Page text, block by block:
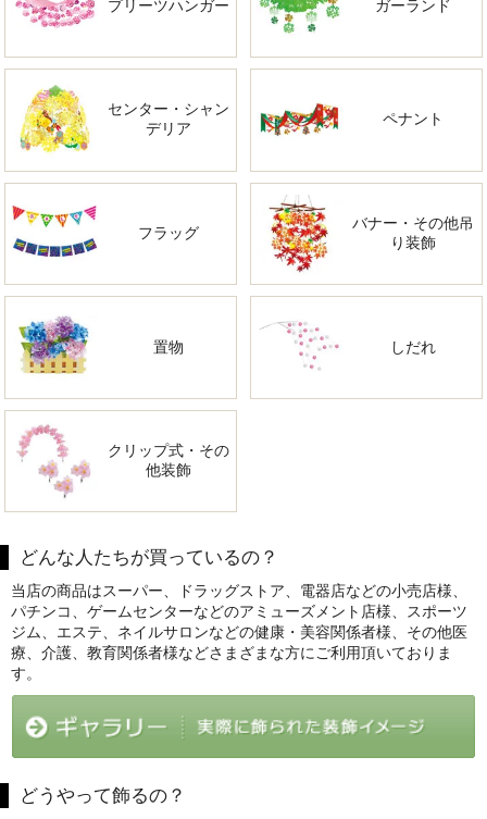
プリーツハンガー ガーランド
センター・シャン
デリア
ペナント
フラッグ
バナー・その他吊
り装飾
置物 しだれ
クリップ式・その
他装飾
どんな人たちが買っているの？
当店の商品はスーパー、ドラッグストア、電器店などの小売店様、
パチンコ、ゲームセンターなどのアミューズメント店様、スポーツ
ジム、エステ、ネイルサロンなどの健康・美容関係者様、その他医
療、介護、教育関係者様などさまざまな方にご利用頂いておりま
す。
どうやって飾るの？